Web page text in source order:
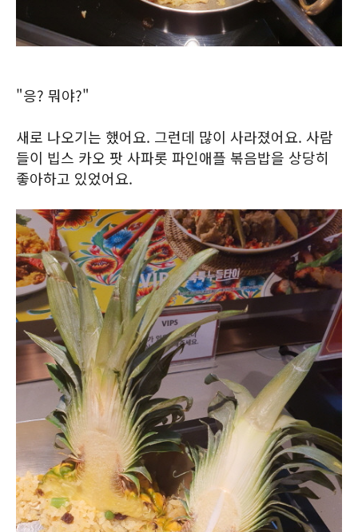
"응? 뭐야?"
새로 나오기는 했어요. 그런데 많이 사라졌어요. 사람
들이 빕스 카오 팟 사파롯 파인애플 볶음밥을 상당히
좋아하고 있었어요.